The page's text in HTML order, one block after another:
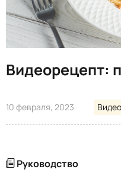
Видеорецепт:
10 февраля, 2023
Руководство